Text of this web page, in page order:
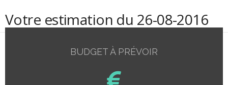
Votre estimation du 26-08-2016
BUDGET À PRÉVOIR